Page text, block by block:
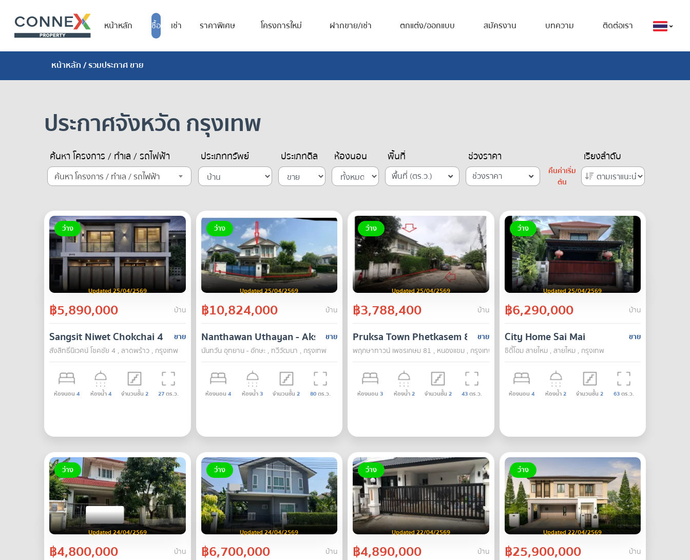
หน้าหลัก ซื้อ เช่า ราคาพิเศษ โครงการใหม่ ฝากขาย/เช่า ตกแต่ง/ออกแบบ สมัครงาน บทความ ติดต่อเรา
หน้าหลัก/ รวมประกาศ ขาย
ประกาศจังหวัด กรุงเทพ
ค้นหา โครงการ / ทำเล / รถไฟฟ้า
ค้นหา โครงการ / ทำเล / รถไฟฟ้า
ประเภททรัพย์ ประเภทดีล ห้องนอน พื้นที่
พื้นที่ (ตร.ว.)
ช่วงราคา
ช่วงราคา
คืนค่าเริ่ม
ต้น
เรียงลำดับ
ว่าง
Updated 25/04/2569
฿5,890,000 บ้าน
ขาย
Sangsit Niwet Chokchai 4
สังสิทธิ์นิเวศน์ โชคชัย 4 , ลาดพร้าว , กรุงเทพ
ห้องนอน 4 ห้องน้ำ4 จำนวนชั้น 2 27ตร.ว.
ว่าง
Updated 25/04/2569
฿10,824,000 บ้าน
ขาย
Nanthawan Uthayan - Aksa
นันทวัน อุทยาน - อักษะ , ทวีวัฒนา , กรุงเทพ
ห้องนอน 4 ห้องน้ำ3 จำนวนชั้น 2 80ตร.ว.
ว่าง
Updated 25/04/2569
฿3,788,400 บ้าน
ขาย
Pruksa Town Phetkasem 81
พฤกษาทาวน์ เพชรเกษม 81 , หนองแขม , กรุงเทพ
ห้องนอน 3 ห้องน้ำ2 จำนวนชั้น 2 43ตร.ว.
ว่าง
Updated 25/04/2569
฿6,290,000 บ้าน
ขาย
City Home Sai Mai
ซิตี้โฮม สายไหม , สายไหม , กรุงเทพ
ห้องนอน 4 ห้องน้ำ2 จำนวนชั้น 2 63ตร.ว.
ว่าง
Updated 24/04/2569
฿4,800,000 บ้าน
ว่าง
Updated 24/04/2569
฿6,700,000 บ้าน
ว่าง
Updated 22/04/2569
฿4,890,000 บ้าน
ว่าง
Updated 22/04/2569
฿25,900,000 บ้าน